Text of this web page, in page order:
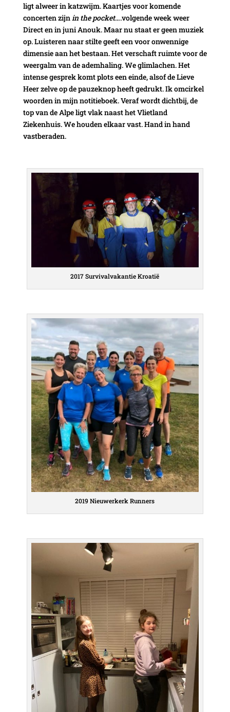
ligt alweer in katzwijm. Kaartjes voor komende
concerten zijnin the pocket….volgende week weer
Direct en in juni Anouk. Maar nu staat er geen muziek
op. Luisteren naar stilte geeft een voor onwennige
dimensie aan het bestaan. Het verschaft ruimte voor de
weergalm van de ademhaling. We glimlachen. Het
intense gesprek komt plots een einde, alsof de Lieve
Heer zelve op de pauzeknop heeft gedrukt. Ik omcirkel
woorden in mijn notitieboek. Veraf wordt dichtbij, de
top van de Alpe ligt vlak naast het Vlietland
Ziekenhuis. We houden elkaar vast. Hand in hand
vastberaden.
2017 Survivalvakantie Kroatië
2019 Nieuwerkerk Runners